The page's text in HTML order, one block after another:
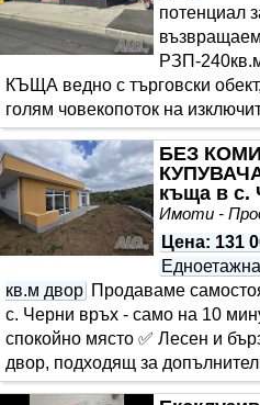
потенциал
РЗП-
КЪЩА ведно с търговски
голям човекопоток на
БЕЗ
къща в с.
Имоти -
Цена: 131
кв.м двор Продаваме
с. Черни връх - само на 10
спокойно място ✅ Лесен и
двор, подходящ за